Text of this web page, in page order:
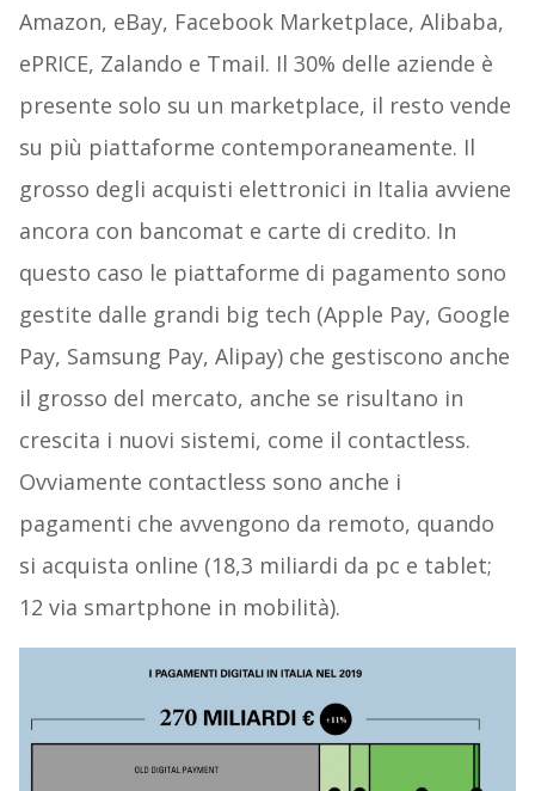
Amazon, eBay, Facebook Marketplace, Alibaba,
ePRICE, Zalando e Tmail. Il 30% delle aziende è
presente solo su un marketplace, il resto vende
su più piattaforme contemporaneamente. Il
grosso degli acquisti elettronici in Italia avviene
ancora con bancomat e carte di credito. In
questo caso le piattaforme di pagamento sono
gestite dalle grandi big tech (Apple Pay, Google
Pay, Samsung Pay, Alipay) che gestiscono anche
il grosso del mercato, anche se risultano in
crescita i nuovi sistemi, come il contactless.
Ovviamente contactless sono anche i
pagamenti che avvengono da remoto, quando
si acquista online (18,3 miliardi da pc e tablet;
12 via smartphone in mobilità).